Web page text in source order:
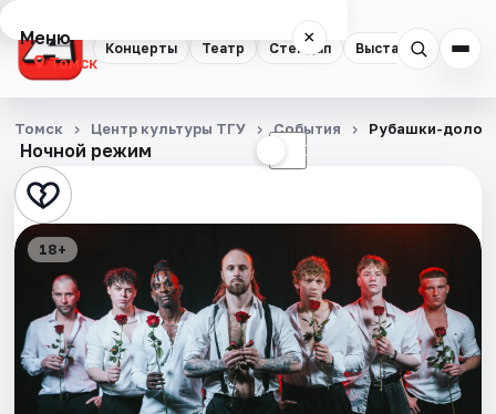
Концерты Театр Стендап Выставки
Меню ×
Томск
Концерты
Театр
Стендап
Выставки
Квесты
Экскурсии
Ночной режим ☾
Томск Центр культуры ТГУ События Рубашки-долой
18+